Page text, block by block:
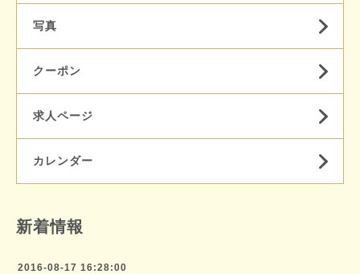
写真
クーポン
求人ページ
カレンダー
新着情報
2016-08-17 16:28:00